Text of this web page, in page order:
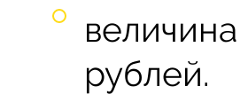
рублей.